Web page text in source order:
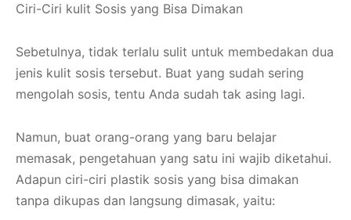
Ciri-Ciri kulit Sosis yang Bisa Dimakan
Sebetulnya, tidak terlalu sulit untuk membedakan dua
jenis kulit sosis tersebut. Buat yang sudah sering
mengolah sosis, tentu Anda sudah tak asing lagi.
Namun, buat orang-orang yang baru belajar
memasak, pengetahuan yang satu ini wajib diketahui.
Adapun ciri-ciri plastik sosis yang bisa dimakan
tanpa dikupas dan langsung dimasak, yaitu: